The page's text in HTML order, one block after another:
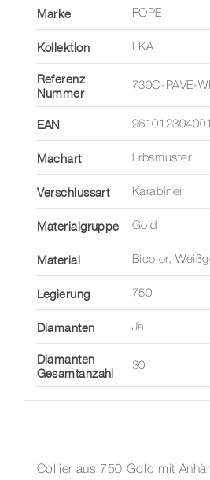
Marke FOPE
Kollektion EKA
Referenz
Nummer
730C-PAVE-
EAN
Machart Erbsmuster
Verschlussart Karabiner
Materialgruppe Gold
Material Bicolor,
Legierung 750
Diamanten Ja
Diamanten
Gesamtanzahl
30
Collier aus 750 Gold mit